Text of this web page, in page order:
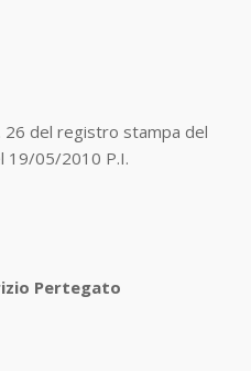
26 del registro stampa del
19/05/2010 P.I.
Pertegato